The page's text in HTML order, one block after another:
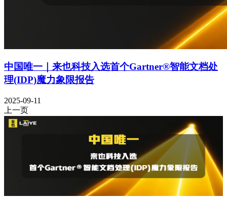
中国唯一｜来也科技入选首个Gartner®智能文档处
理(IDP)魔力象限报告
2025-09-11
上一页